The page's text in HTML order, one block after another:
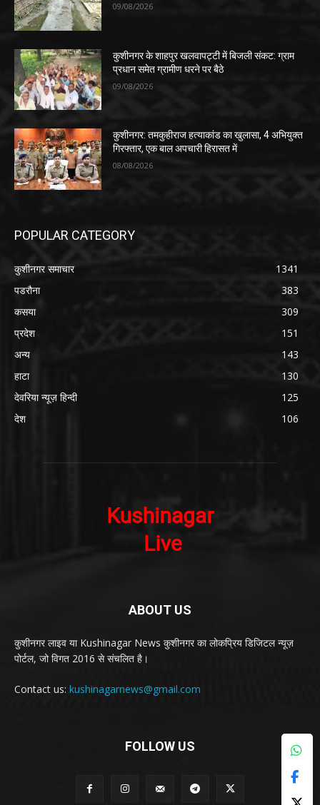
09/08/2026
कुशीनगर के शाहपुर खलवापट्टी में बिजली संकट: ग्राम
प्रधान समेत ग्रामीण धरने पर बैठे
09/08/2026
कुशीनगर: तमकुहीराज हत्याकांड का खुलासा, 4 अभियुक्त
गिरफ्तार, एक बाल अपचारी हिरासत में
08/08/2026
POPULAR CATEGORY
कुशीनगर समाचार
1341
पडरौना
383
कसया
309
प्रदेश
151
अन्य
143
हाटा
130
देवरिया न्यूज़ हिन्दी
125
देश
106
ABOUT US
कुशीनगर लाइव या Kushinagar News कुशीनगर का लोकप्रिय डिजिटल न्यूज़
पोर्टल, जो विगत 2016 से संचलित है।
Contact us: kushinagarnews@gmail.com
FOLLOW US